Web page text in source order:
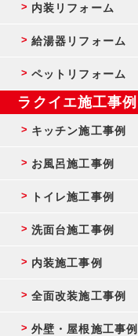
内装リフォーム
給湯器リフォーム
ペットリフォーム
ラクイエ施工事例
キッチン施工事例
お風呂施工事例
トイレ施工事例
洗面台施工事例
内装施工事例
全面改装施工事例
外壁・屋根施工事例